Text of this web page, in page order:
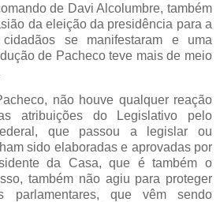
de Davi Alcolumbre, também
da eleição da presidência para a
se manifestaram e uma
de Pacheco teve mais de meio
não houve qualquer reação
atribuições do Legislativo pelo
que passou a legislar ou
sido elaboradas e aprovadas por
da Casa, que é também o
também não agiu para proteger
parlamentares, que vêm sendo